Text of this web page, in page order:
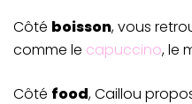
Côté boisson, vous
comme le capuccino, le
Côté food, Caillou